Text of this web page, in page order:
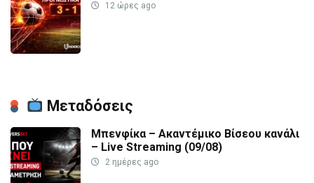
12 ώρες ago
Μεταδόσεις
Μπενφίκα – Ακαντέμικο Βίσεου κανάλι
– Live Streaming (09/08)
2 ημέρες ago